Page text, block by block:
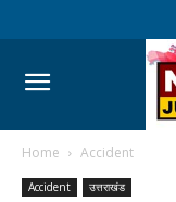
Home Accident
Accident उत्तराखंड